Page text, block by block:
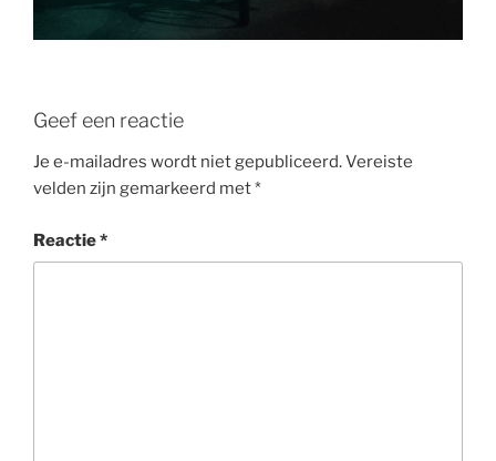
Geef een reactie
Je e-mailadres wordt niet gepubliceerd.Vereiste
velden zijn gemarkeerd met*
Reactie*